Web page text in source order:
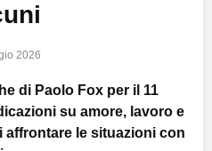
2026
di Paolo Fox per il 11
su amore, lavoro e
affrontare le situazioni con